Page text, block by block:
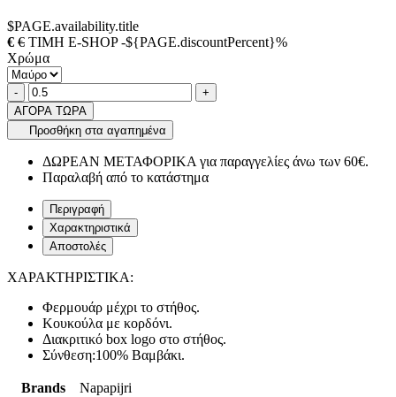
$PAGE.availability.title
€ € ΤΙΜΗ E-SHOP -${PAGE.discountPercent}%
Χρώμα
Ποσότητα
-product.increase.quantity +
ΑΓΟΡΑ ΤΩΡΑ
Προσθήκη στα αγαπημένα
ΔΩΡΕΑΝ ΜΕΤΑΦΟΡΙΚΑ για παραγγελίες άνω των 60€.
Παραλαβή από το κατάστημα
Περιγραφή
Χαρακτηριστικά
Αποστολές
ΧΑΡΑΚΤΗΡΙΣΤΙΚΑ:
Φερμουάρ μέχρι το στήθος.
Κουκούλα με κορδόνι.
Διακριτικό box logo στο στήθος.
Σύνθεση:100% Βαμβάκι.
Brands
Napapijri